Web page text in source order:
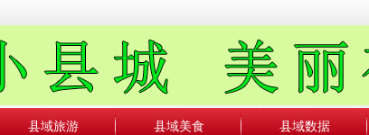
县域旅游 县域美食 县域数据